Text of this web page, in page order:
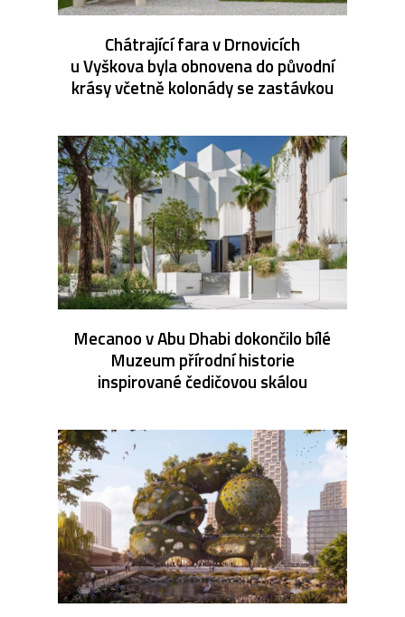
Chátrající fara v Drnovicích
u Vyškova byla obnovena do původní
krásy včetně kolonády se zastávkou
Mecanoo v Abu Dhabi dokončilo bílé
Muzeum přírodní historie
inspirované čedičovou skálou